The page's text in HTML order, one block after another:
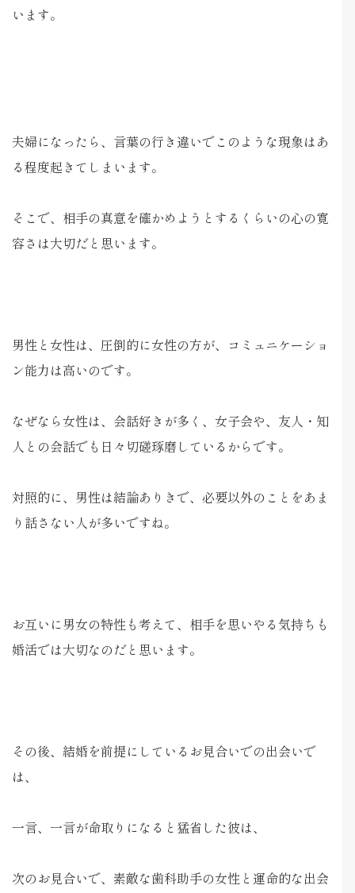
います。
夫婦になったら、言葉の行き違いでこのような現象はあ
る程度起きてしまいます。
そこで、相手の真意を確かめようとするくらいの心の寛
容さは大切だと思います。
男性と女性は、圧倒的に女性の方が、コミュニケーショ
ン能力は高いのです。
なぜなら女性は、会話好きが多く、女子会や、友人・知
人との会話でも日々切磋琢磨しているからです。
対照的に、男性は結論ありきで、必要以外のことをあま
り話さない人が多いですね。
お互いに男女の特性も考えて、相手を思いやる気持ちも
婚活では大切なのだと思います。
その後、結婚を前提にしているお見合いでの出会いで
は、
一言、一言が命取りになると猛省した彼は、
次のお見合いで、素敵な歯科助手の女性と運命的な出会